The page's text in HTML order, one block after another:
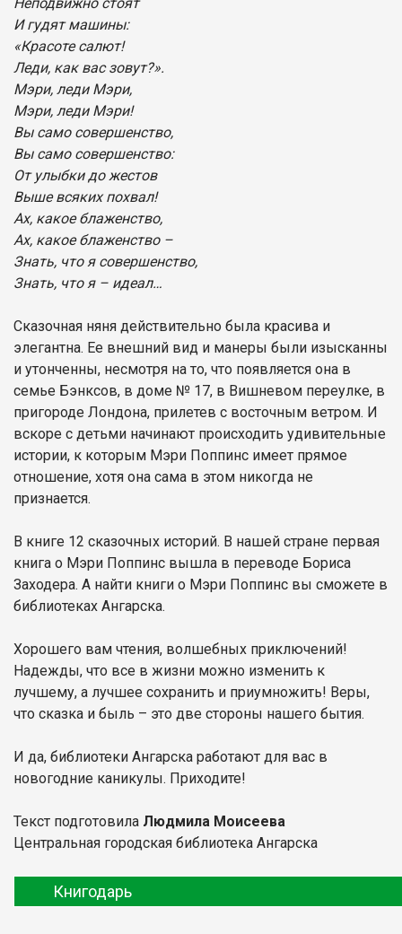
И гудят машины:
«Красоте салют!
Леди, как вас зовут?».
Мэри, леди Мэри,
Мэри, леди Мэри!
Вы само совершенство,
Вы само совершенство:
От улыбки до жестов
Выше всяких похвал!
Ах, какое блаженство,
Ах, какое блаженство –
Знать, что я совершенство,
Знать, что я – идеал…
Сказочная няня действительно была красива и
элегантна. Ее внешний вид и манеры были изысканны
и утонченны, несмотря на то, что появляется она в
семье Бэнксов, в доме № 17, в Вишневом переулке, в
пригороде Лондона, прилетев с восточным ветром. И
вскоре с детьми начинают происходить удивительные
истории, к которым Мэри Поппинс имеет прямое
отношение, хотя она сама в этом никогда не
признается.
В книге 12 сказочных историй. В нашей стране первая
книга о Мэри Поппинс вышла в переводе Бориса
Заходера. А найти книги о Мэри Поппинс вы сможете в
библиотеках Ангарска.
Хорошего вам чтения, волшебных приключений!
Надежды, что все в жизни можно изменить к
лучшему, а лучшее сохранить и приумножить! Веры,
что сказка и быль – это две стороны нашего бытия.
И да, библиотеки Ангарска работают для вас в
новогодние каникулы. Приходите!
Текст подготовила Людмила Моисеева
Центральная городская библиотека Ангарска
Книгодарь